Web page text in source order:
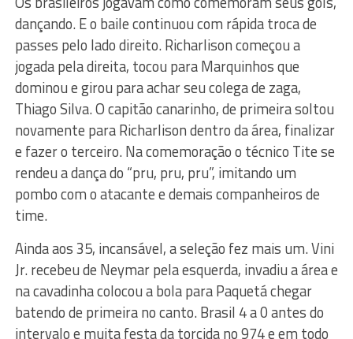
dançando. E o baile continuou com rápida troca de
passes pelo lado direito. Richarlison começou a
jogada pela direita, tocou para Marquinhos que
dominou e girou para achar seu colega de zaga,
Thiago Silva. O capitão canarinho, de primeira soltou
novamente para Richarlison dentro da área, finalizar
e fazer o terceiro. Na comemoração o técnico Tite se
rendeu a dança do “pru, pru, pru”, imitando um
pombo com o atacante e demais companheiros de
time.
Ainda aos 35, incansável, a seleção fez mais um. Vini
Jr. recebeu de Neymar pela esquerda, invadiu a área e
na cavadinha colocou a bola para Paquetá chegar
batendo de primeira no canto. Brasil 4 a 0 antes do
intervalo e muita festa da torcida no 974 e em todo